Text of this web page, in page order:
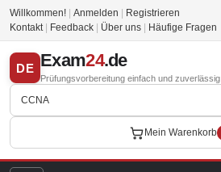
Willkommen! Anmelden
Registrieren
Kontakt
Feedback Über uns Häufige Fragen
DE Exam24.de
Prüfungsvorbereitung einfach und zuverlässig
Mein Warenkorb